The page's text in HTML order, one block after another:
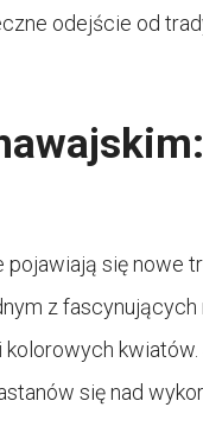
odejście od
się nowe
z
się nad